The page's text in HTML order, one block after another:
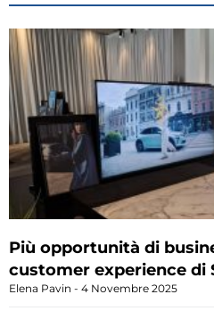
Più opportunità di
customer experience di
Elena Pavin 4 Novembre 2025